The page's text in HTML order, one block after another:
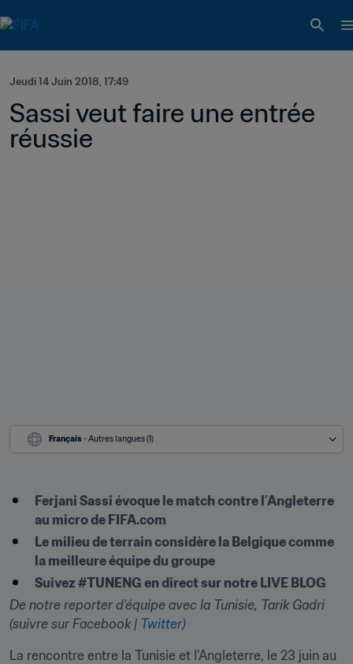
Jeudi 14 Juin 2018, 17:49
Sassi veut faire une entrée
réussie
Français - Autres langues (1)
Ferjani Sassi évoque le match contre l’Angleterre
au micro de FIFA.com
Le milieu de terrain considère la Belgique comme
la meilleure équipe du groupe
Suivez #TUNENG en direct sur notre LIVE BLOG
De notre reporter d'équipe avec la Tunisie, Tarik Gadri
(suivre sur Facebook | Twitter)
La rencontre entre la Tunisie et l’Angleterre, le 23 juin au